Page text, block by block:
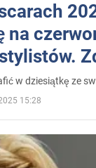
na
w dziesiątkę ze
15:28